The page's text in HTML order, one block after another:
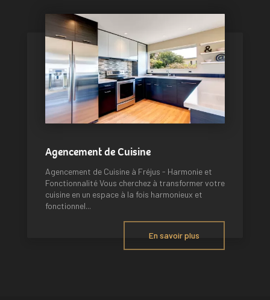
Agencement de Cuisine
Agencement de Cuisine à Fréjus - Harmonie et
Fonctionnalité Vous cherchez à transformer votre
cuisine en un espace à la fois harmonieux et
fonctionnel...
En savoir plus